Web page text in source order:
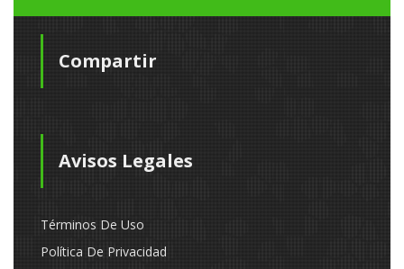
Compartir
Avisos Legales
Términos De Uso
Política De Privacidad